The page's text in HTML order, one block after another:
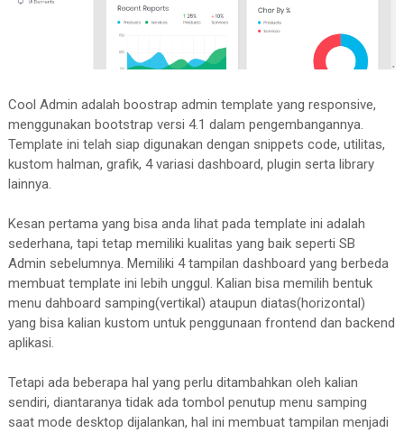
Cool Admin adalah boostrap admin template yang responsive,
menggunakan bootstrap versi 4.1 dalam pengembangannya.
Template ini telah siap digunakan dengan snippets code, utilitas,
kustom halman, grafik, 4 variasi dashboard, plugin serta library
lainnya.
Kesan pertama yang bisa anda lihat pada template ini adalah
sederhana, tapi tetap memiliki kualitas yang baik seperti SB
Admin sebelumnya. Memiliki 4 tampilan dashboard yang berbeda
membuat template ini lebih unggul. Kalian bisa memilih bentuk
menu dahboard samping(vertikal) ataupun diatas(horizontal)
yang bisa kalian kustom untuk penggunaan frontend dan backend
aplikasi.
Tetapi ada beberapa hal yang perlu ditambahkan oleh kalian
sendiri, diantaranya tidak ada tombol penutup menu samping
saat mode desktop dijalankan, hal ini membuat tampilan menjadi